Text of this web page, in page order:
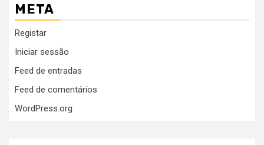
META
Registar
Iniciar sessão
Feed de entradas
Feed de comentários
WordPress.org